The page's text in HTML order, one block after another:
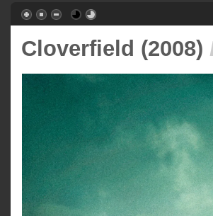
Cloverfield (2008)